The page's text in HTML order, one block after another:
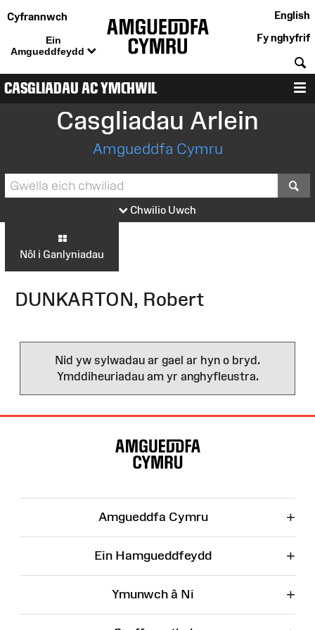
Cyfrannwch
Ein
Amgueddfeydd
English
Fy nghyfrif
CASGLIADAU AC YMCHWIL
Casgliadau Arlein
Amgueddfa Cymru
Chwilio Uwch
Nôl i Ganlyniadau
DUNKARTON, Robert
Nid yw sylwadau ar gael ar hyn o bryd.
Ymddiheuriadau am yr anghyfleustra.
Amgueddfa Cymru +
Ein Hamgueddfeydd +
Ymunwch â Ni +